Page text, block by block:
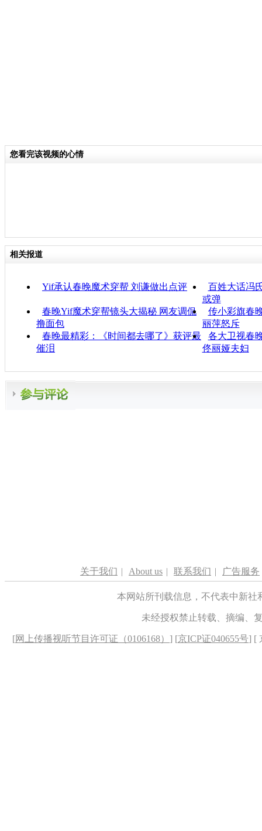
您看完该视频的心情
相关报道
Yif承认春晚魔术穿帮 刘谦做出点评
百姓大话冯
或弹
春晚Yif魔术穿帮镜头大揭秘 网友调侃
撸面包
传小彩旗春
丽萍怒斥
春晚最精彩：《时间都去哪了》获评最
催泪
各大卫视春
佟丽娅夫妇
关于我们 | About us | 联系我们 | 广告服务
本网站所刊载信息，不代表中新
未经授权禁止转载、摘编、
[网上传播视听节目许可证（0106168） ] [京ICP证040655号] [